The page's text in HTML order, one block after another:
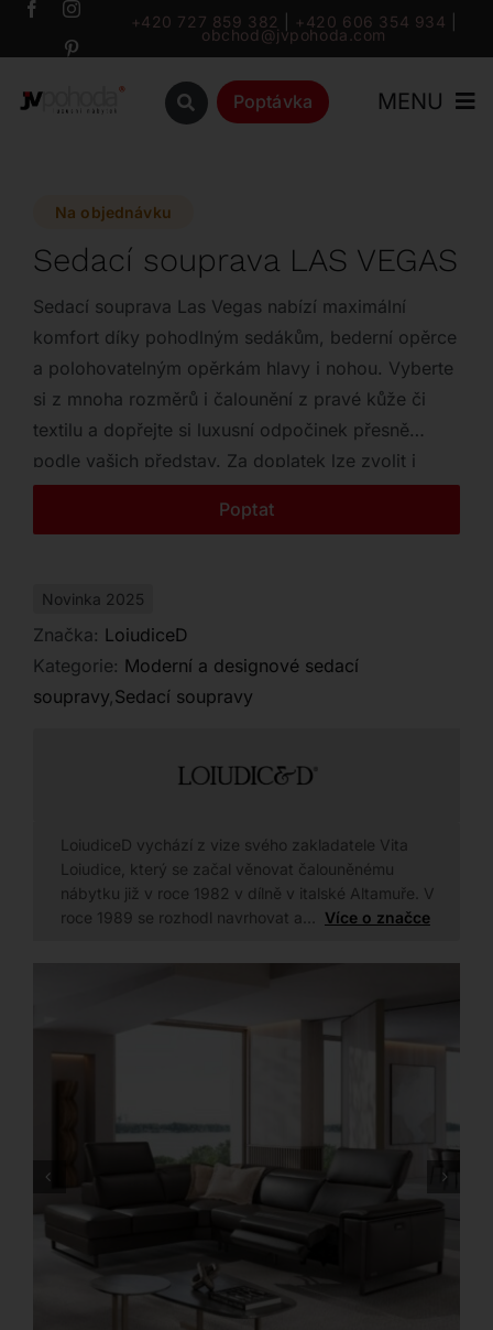
Přeskočit
+420 727 859 382 +420 606 354 934
obchod@jvpohoda.com
Poptávka MENU
Katalog
Značky
Outlet
Kontakt
Na objednávku
Sedací souprava LAS VEGAS
Sedací souprava Las Vegas nabízí maximální
komfort díky pohodlným sedákům, bederní opěrce
a polohovatelným opěrkám hlavy i nohou. Vyberte
si z mnoha rozměrů i čalounění z pravé kůže či
textilu a dopřejte si luxusní odpočinek přesně
podle vašich představ. Za doplatek lze zvolit i
variantu s elektrickým sklápěním a bezdrátovou
Poptat
Novinka 2025
Značka: LoiudiceD
Kategorie: Moderní a designové sedací
soupravy,Sedací soupravy
LoiudiceD vychází z vize svého zakladatele Vita
Loiudice, který se začal věnovat čalouněnému
nábytku již v roce 1982 v dílně v italské Altamuře. V
roce 1989 se rozhodl navrhovat a… Více o značce